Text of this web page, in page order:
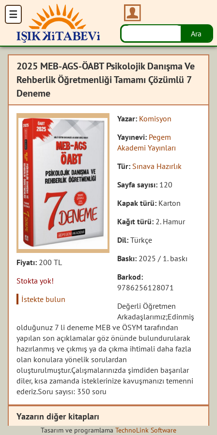
2025 MEB-AGS-ÖABT Psikolojik Danışma Ve
Rehberlik Öğretmenliği Tamamı Çözümlü 7
Deneme
Fiyatı: 200 TL
Stokta yok!
İstekte bulun
Yazar: Komisyon
Yayınevi: Pegem
Akademi Yayınları
Tür: Sınava Hazırlık
Sayfa sayısı: 120
Kapak türü: Karton
Kağıt türü: 2. Hamur
Dil:Türkçe
Baskı: 2025 / 1. baskı
Barkod:
9786256128071
Değerli Öğretmen
Arkadaşlarımız;Edinmiş
olduğunuz 7 li deneme MEB ve ÖSYM tarafından
yapılan son açıklamalar göz önünde bulundurularak
hazırlanmış ve çıkmış ya da çıkma ihtimali daha fazla
olan konulara yönelik sorulardan
oluşturulmuştur.Çalışmalarınızda şimdiden başarılar
diler, kısa zamanda isteklerinize kavuşmanızı temenni
ederiz.Soru sayısı: 350 soru
Yazarın diğer kitapları
Tasarım ve programlama TechnoLink Software